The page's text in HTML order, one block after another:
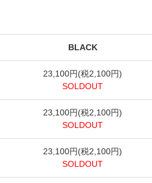
BLACK
23,100円(税2,100円)
SOLDOUT
23,100円(税2,100円)
SOLDOUT
23,100円(税2,100円)
SOLDOUT